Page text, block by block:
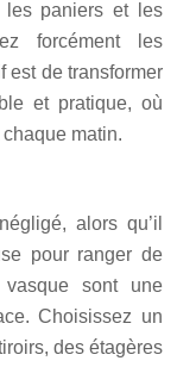
les paniers et les
forcément les
est de transformer
et pratique, où
matin.
alors qu’il
pour ranger de
sont une
Choisissez un
des étagères